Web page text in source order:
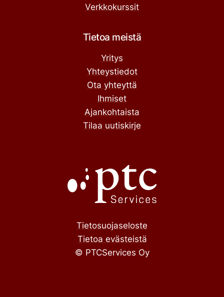
Verkkokurssit
Tietoa meistä
Yritys
Yhteystiedot
Ota yhteyttä
Ihmiset
Ajankohtaista
Tilaa uutiskirje
Tietosuojaseloste
Tietoa evästeistä
© PTCServices Oy